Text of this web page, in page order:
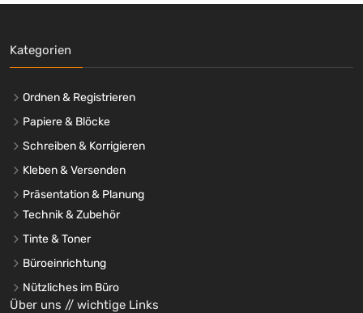
Kategorien
Ordnen & Registrieren
Papiere & Blöcke
Schreiben & Korrigieren
Kleben & Versenden
Präsentation & Planung
Technik & Zubehör
Tinte & Toner
Büroeinrichtung
Nützliches im Büro
Über uns // wichtige Links